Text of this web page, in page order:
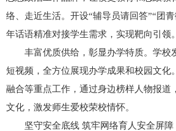
络、走近生活。开设“辅导员请回答”“团
年话语精准对接学生需求，实现靶向引领。
丰富优质供给，彰显办学特质。学校
短视频，全方位展现办学成果和校园文化
融合等重点工作，通过身边榜样人物报道
文化，激发师生爱校荣校情怀。
坚守安全底线 筑牢网络育人安全屏障